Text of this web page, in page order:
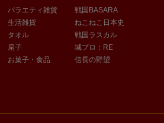
バラエティ雑貨
生活雑貨
タオル
扇子
お菓子・食品
戦国BASARA
ねこねこ日本史
戦国ラスカル
城プロ：RE
信長の野望